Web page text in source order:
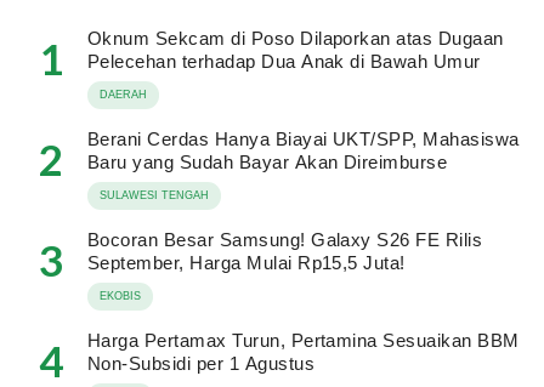
1
Oknum Sekcam di Poso Dilaporkan atas Dugaan
Pelecehan terhadap Dua Anak di Bawah Umur
DAERAH
2
Berani Cerdas Hanya Biayai UKT/SPP, Mahasiswa
Baru yang Sudah Bayar Akan Direimburse
SULAWESI TENGAH
3
Bocoran Besar Samsung! Galaxy S26 FE Rilis
September, Harga Mulai Rp15,5 Juta!
EKOBIS
4
Harga Pertamax Turun, Pertamina Sesuaikan BBM
Non-Subsidi per 1 Agustus